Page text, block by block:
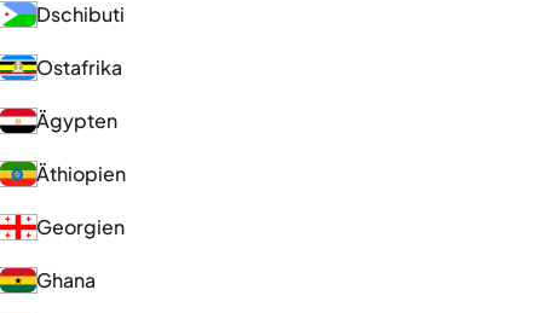
Dschibuti
Ostafrika
Ägypten
Äthiopien
Georgien
Ghana